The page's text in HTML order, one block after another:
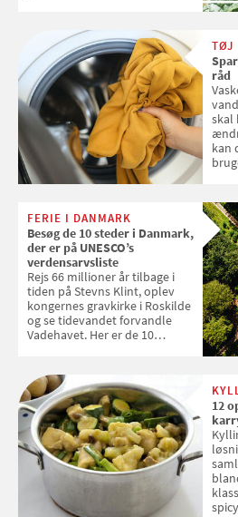
favorit og vinde en pude fra
FDB Møbler til en værdi af 599
kroner
TØJ
råd
skal
kan
FERIE I DANMARK
Besøg de 10 steder i Danmark,
der er på UNESCO’s
verdensarvsliste
Rejs 66 millioner år tilbage i
tiden på Stevns Klint, oplev
kongernes gravkirke i Roskilde
og se tidevandet forvandle
Vadehavet. Her er de 10
12